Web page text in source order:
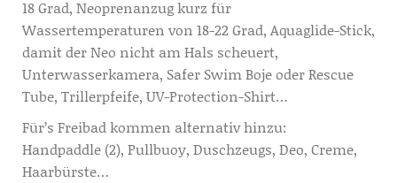
18 Grad, Neoprenanzug kurz für
Wassertemperaturen von 18-22 Grad, Aquaglide-Stick,
damit der Neo nicht am Hals scheuert,
Unterwasserkamera, Safer Swim Boje oder Rescue
Tube, Trillerpfeife, UV-Protection-Shirt…
Für’s Freibad kommen alternativ hinzu:
Handpaddle (2), Pullbuoy, Duschzeugs, Deo, Creme,
Haarbürste…